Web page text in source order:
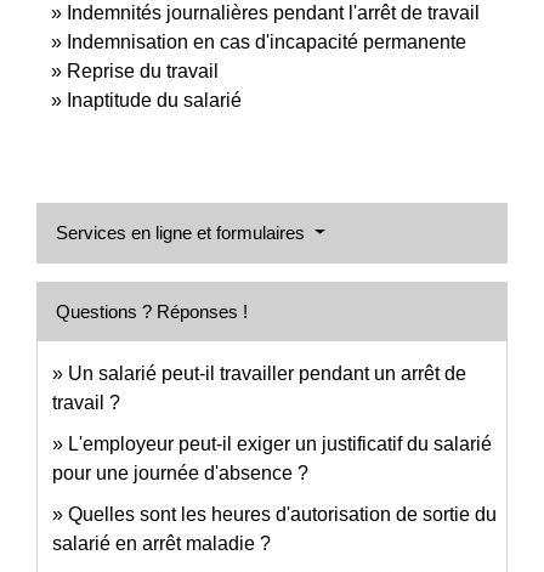
Indemnités journalières pendant l'arrêt de travail
Indemnisation en cas d'incapacité permanente
Reprise du travail
Inaptitude du salarié
Services en ligne et formulaires
Questions ? Réponses !
Un salarié peut-il travailler pendant un arrêt de
travail ?
L'employeur peut-il exiger un justificatif du salarié
pour une journée d'absence ?
Quelles sont les heures d'autorisation de sortie du
salarié en arrêt maladie ?